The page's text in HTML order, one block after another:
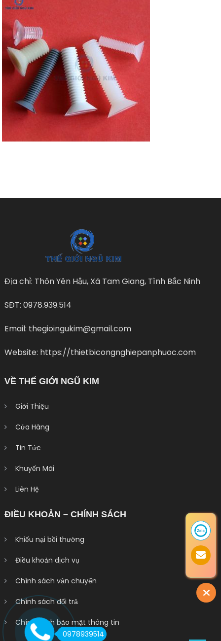
Địa chỉ: Thôn Yên Hậu, Xã Tam Giang, Tình Bắc Ninh
SĐT: 0978.939.514
Email: thegioingukim@gmail.com
Website: https://thietbicongnghiepanphuoc.com
VỀ THẾ GIỚI NGŨ KIM
Giới Thiệu
Cửa Hàng
Tin Tức
Khuyến Mãi
Liên Hệ
ĐIỀU KHOẢN – CHÍNH SÁCH
Khiếu nại bồi thường
Điều khoản dịch vụ
Chính sách vận chuyển
Chính sách đổi trả
Chính sách bảo mật thông tin
0978939514